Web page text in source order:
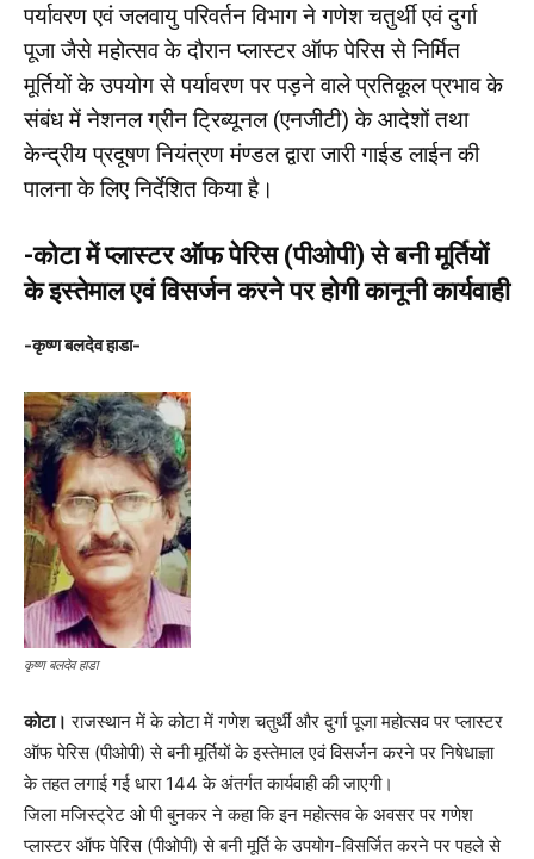
पर्यावरण एवं जलवायु परिवर्तन विभाग ने गणेश चतुर्थी एवं दुर्गा
पूजा जैसे महोत्सव के दौरान प्लास्टर ऑफ पेरिस से निर्मित
मूर्तियों के उपयोग से पर्यावरण पर पड़ने वाले प्रतिकूल प्रभाव के
संबंध में नेशनल ग्रीन ट्रिब्यूनल (एनजीटी) के आदेशों तथा
केन्द्रीय प्रदूषण नियंत्रण मंण्डल द्वारा जारी गाईड लाईन की
पालना के लिए निर्देशित किया है।
-कोटा में प्लास्टर ऑफ पेरिस (पीओपी) से बनी मूर्तियों
के इस्तेमाल एवं विसर्जन करने पर होगी कानूनी कार्यवाही
-कृष्ण बलदेव हाडा-
कृष्ण बलदेव हाडा
कोटा। राजस्थान में के कोटा में गणेश चतुर्थी और दुर्गा पूजा महोत्सव पर प्लास्टर
ऑफ पेरिस (पीओपी) से बनी मूर्तियों के इस्तेमाल एवं विसर्जन करने पर निषेधाज्ञा
के तहत लगाई गई धारा 144 के अंतर्गत कार्यवाही की जाएगी।
जिला मजिस्ट्रेट ओ पी बुनकर ने कहा कि इन महोत्सव के अवसर पर गणेश
प्लास्टर ऑफ पेरिस (पीओपी) से बनी मूर्ति के उपयोग-विसर्जित करने पर पहले से